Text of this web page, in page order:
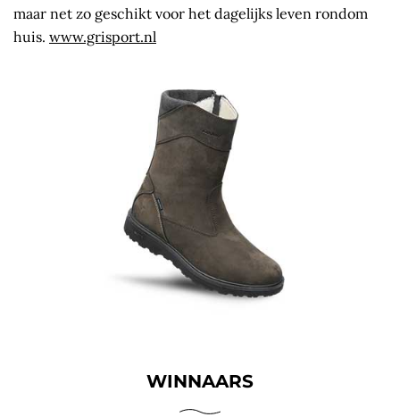
maar net zo geschikt voor het dagelijks leven rondom
huis. www.grisport.nl
WINNAARS